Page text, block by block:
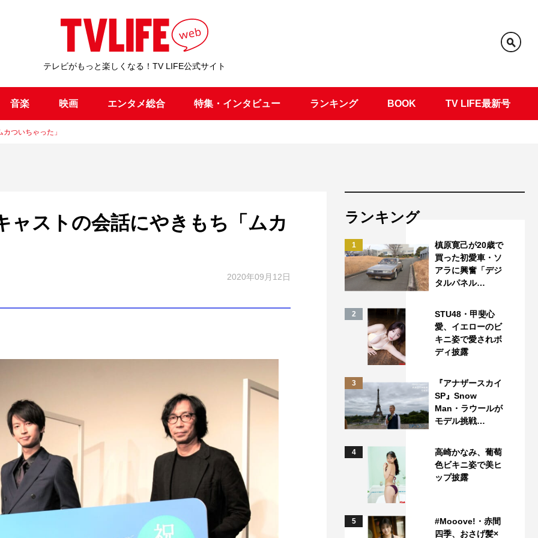
テレビがもっと楽しくなる！TV LIFE公式サイト
音楽 映画 エンタメ総合 特集・インタビュー ランキング BOOK TV LIFE最新号
ついちゃった」
ャストの会話にやきもち「ムカ
2020年09月12日
ランキング
1
槙原寛己が20歳で
買った初愛車・ソ
アラに興奮「デジ
タルパネル…
2
STU48・甲斐心
愛、イエローのビ
キニ姿で愛されボ
ディ披露
3
『アナザースカイ
SP』Snow
Man・ラウールが
モデル挑戦…
4
高崎かなみ、葡萄
色ビキニ姿で美ヒ
ップ披露
5
#Mooove!・赤間
四季、おさげ髪×